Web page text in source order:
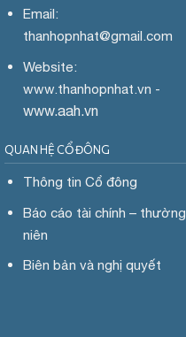
Email:
thanhopnhat@gmail.com
Website:
www.thanhopnhat.vn -
www.aah.vn
QUAN HỆ CỔ ĐÔNG
Thông tin Cổ đông
Báo cáo tài chính – thường
niên
Biên bản và nghị quyết